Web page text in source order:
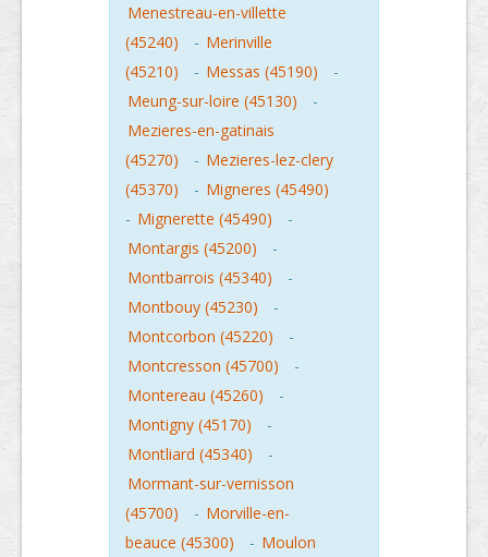
Menestreau-en-villette
(45240)
- Merinville
(45210)
- Messas (45190)
-
Meung-sur-loire (45130)
-
Mezieres-en-gatinais
(45270)
- Mezieres-lez-clery
(45370)
- Migneres (45490)
- Mignerette (45490)
-
Montargis (45200)
-
Montbarrois (45340)
-
Montbouy (45230)
-
Montcorbon (45220)
-
Montcresson (45700)
-
Montereau (45260)
-
Montigny (45170)
-
Montliard (45340)
-
Mormant-sur-vernisson
(45700)
- Morville-en-
beauce (45300)
- Moulon